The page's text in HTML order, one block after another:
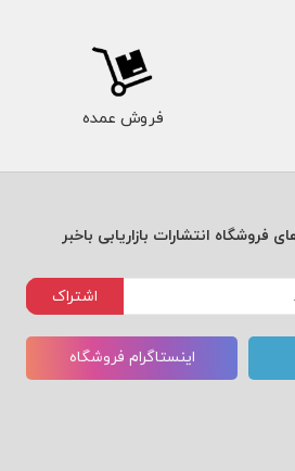
فروش عمده
انتشارات بازاریابی باخبر
اشتراک
اینستاگرام فروشگاه